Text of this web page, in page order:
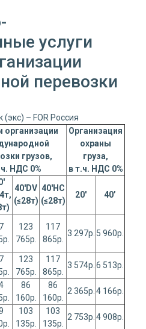
услуги
перевозки
– FOR Россия
организации
грузов,
НДС 0%
Организация
охраны
груза,
в т.ч. НДС 0%
40'DV
(≤28т)
40'HC
(≤28т)
20' 40’
123
765р.
117
865р.
3 297р. 5 960р.
123
765р.
117
865р.
3 574р. 6 513р.
86
160р.
86
160р.
2 365р. 4 166р.
103
135р.
103
135р.
2 753р. 4 908р.